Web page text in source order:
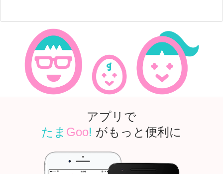
アプリで
たま Goo! がもっと便利に